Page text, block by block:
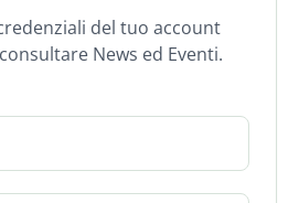
del tuo account
News ed Eventi.